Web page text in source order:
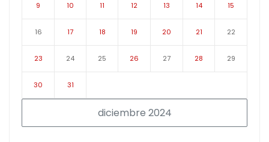
diciembre 2024
9 10 11 12 13 14 15
16 17 18 19 20 21 22
23 24 25 26 27 28 29
30 31